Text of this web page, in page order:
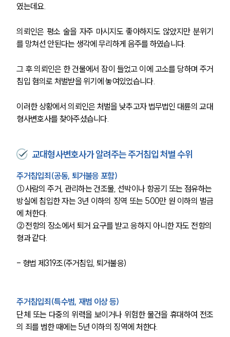
였는데요.
의뢰인은 평소 술을 자주 마시지도 좋아하지도 않았지만 분위기
를 망쳐선 안된다는 생각에 무리하게 음주를 하였습니다.
그 후 의뢰인은 한 건물에서 잠이 들었고 이에 고소를 당하며 주거
침입 혐의로 처벌받을 위기에 놓여있었습니다.
이러한 상황에서 의뢰인은 처벌을 낮추고자 법무법인 대륜의 교대
형사변호사를 찾아주셨습니다.
교대형사변호사가 알려주는 주거침입 처벌 수위
주거침입죄(공동, 퇴거불응 포함)
①사람의 주거, 관리하는 건조물, 선박이나 항공기 또는 점유하는
방실에 침입한 자는 3년 이하의 징역 또는 500만 원 이하의 벌금
에 처한다.
②전항의 장소에서 퇴거 요구를 받고 응하지 아니한 자도 전항의
형과 같다.
- 형법 제319조(주거침입, 퇴거불응)
주거침입죄(특수범, 재범 이상 등)
단체 또는 다중의 위력을 보이거나 위험한 물건을 휴대하여 전조
의 죄를 범한 때에는 5년 이하의 징역에 처한다.